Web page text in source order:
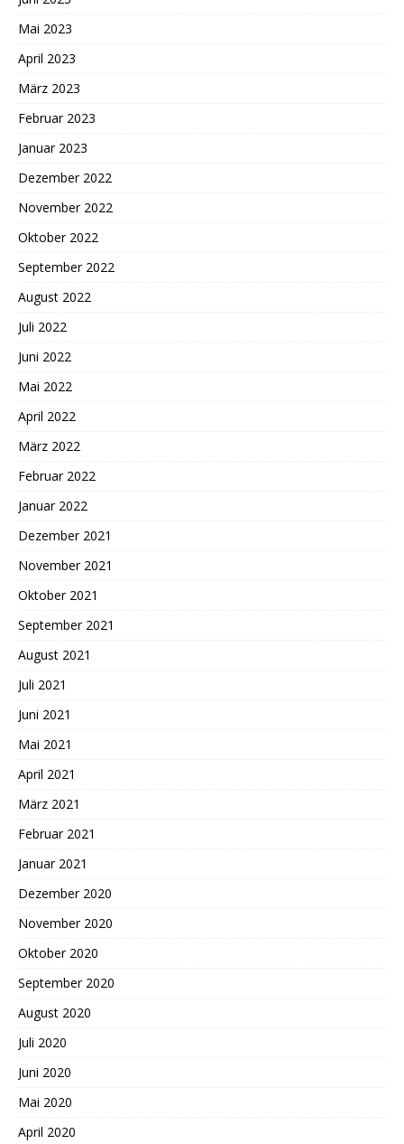
Mai 2023
April 2023
März 2023
Februar 2023
Januar 2023
Dezember 2022
November 2022
Oktober 2022
September 2022
August 2022
Juli 2022
Juni 2022
Mai 2022
April 2022
März 2022
Februar 2022
Januar 2022
Dezember 2021
November 2021
Oktober 2021
September 2021
August 2021
Juli 2021
Juni 2021
Mai 2021
April 2021
März 2021
Februar 2021
Januar 2021
Dezember 2020
November 2020
Oktober 2020
September 2020
August 2020
Juli 2020
Juni 2020
Mai 2020
April 2020